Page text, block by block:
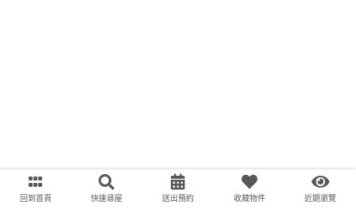
回到首頁 快速尋屋 送出預約 收藏物件 近期瀏覽